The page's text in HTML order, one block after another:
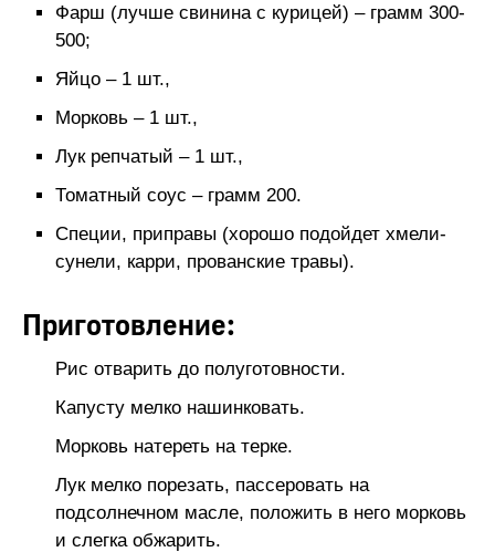
Фарш (лучше свинина с курицей) – грамм 300-
500;
Яйцо – 1 шт.,
Морковь – 1 шт.,
Лук репчатый – 1 шт.,
Томатный соус – грамм 200.
Специи, приправы (хорошо подойдет хмели-
сунели, карри, прованские травы).
Приготовление:
Рис отварить до полуготовности.
Капусту мелко нашинковать.
Морковь натереть на терке.
Лук мелко порезать, пассеровать на
подсолнечном масле, положить в него морковь
и слегка обжарить.